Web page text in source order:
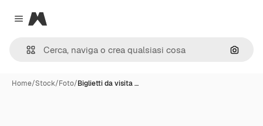
Close menu
Magnific
Cerca
Home/Stock/Foto/Biglietti da visita …